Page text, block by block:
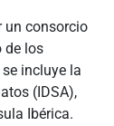
un consorcio
de los
incluye la
(IDSA),
Ibérica.